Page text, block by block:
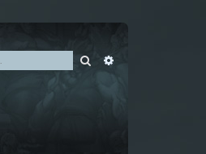
Rechercher